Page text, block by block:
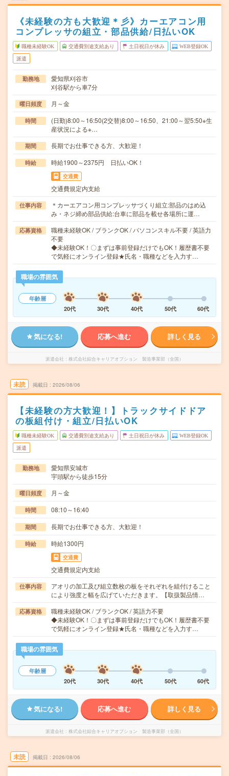
《未経験の方も大歓迎＊彡》カーエアコン用
コンプレッサの組立・部品供給/日払いOK
職種未経験OK 交通費別途支給あり 土日祝日が休み WEB登録OK
派遣
勤務地
愛知県刈谷市
刈谷駅から車7分
曜日頻度 月～金
時間
(日勤)8:00～16:50(2交替)8:00～16:50、21:00～翌5:50※生
産状況による※…
期間 長期でお仕事できる方、大歓迎！
時給 時給1900～2375円 日払いOK！
交通費
交通費規定内支給
仕事内容
＊カーエアコン用コンプレッサづくり組立:部品のはめ込
み・ネジ締め部品供給:台車に部品を載せ各場所に運…
応募資格
職種未経験OK / ブランクOK / パソコンスキル不要 / 英語力
不要
◆未経験OK！〇まずは事前登録だけでもOK！履歴書不要
で気軽にオンライン登録★氏名・職種などを入力す…
職場の雰囲気
年齢層
20代
30代 40代 50代 60代
気になる! 応募へ進む 詳しく見る
派遣会社 株式会社綜合キャリアオプション 製造事業部（全国）
未読 掲載日 2026/08/06
【未経験の方大歓迎！】トラックサイドドア
の板組付け・組立/日払いOK
職種未経験OK 交通費別途支給あり 土日祝日が休み WEB登録OK
派遣
勤務地
愛知県安城市
宇頭駅から徒歩15分
曜日頻度 月～金
時間 08:10～16:40
期間 長期でお仕事できる方、大歓迎！
時給 時給1300円
交通費
交通費規定内支給
仕事内容
アオリの加工及び組立数枚の板をそれぞれを組付けること
により強度と幅を広げていただきます。【取扱製品情…
応募資格
職種未経験OK / ブランクOK / 英語力不要
◆未経験OK！〇まずは事前登録だけでもOK！履歴書不要
で気軽にオンライン登録★氏名・職種などを入力す…
職場の雰囲気
年齢層
20代
30代 40代 50代 60代
気になる! 応募へ進む 詳しく見る
派遣会社 株式会社綜合キャリアオプション 製造事業部（全国）
未読 掲載日 2026/08/06